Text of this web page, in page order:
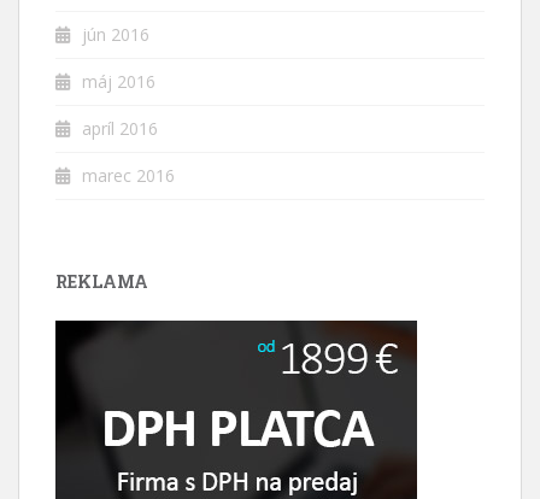
jún 2016
máj 2016
apríl 2016
marec 2016
REKLAMA